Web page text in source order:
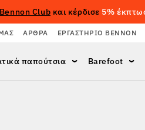
Bennon Club και κέρδισε 5%
ΆΡΘΡΑ ΕΡΓΑΣΤΉΡΙΟ BENNON
παπούτσια Barefoot